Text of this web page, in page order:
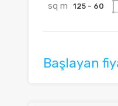
60 - 125
sq m
Başlayan